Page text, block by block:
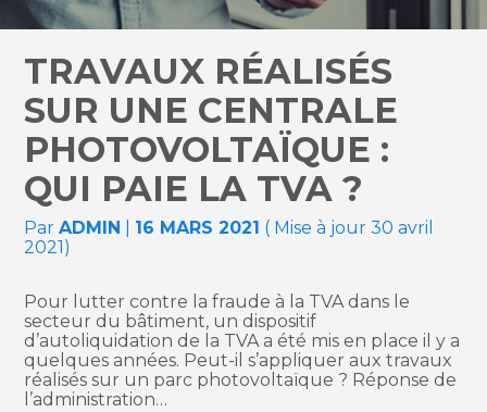
TRAVAUX RÉALISÉS
SUR UNE CENTRALE
PHOTOVOLTAÏQUE :
QUI PAIE LA TVA ?
ParADMIN 16 MARS 2021 ( Mise à jour 30 avril
2021)
Pour lutter contre la fraude à la TVA dans le
secteur du bâtiment, un dispositif
d’autoliquidation de la TVA a été mis en place il y a
quelques années. Peut-il s’appliquer aux travaux
réalisés sur un parc photovoltaïque ? Réponse de
l’administration…